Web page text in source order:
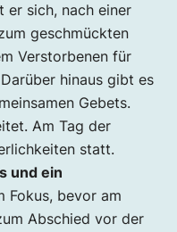
er sich, nach einer
geschmückten
Verstorbenen für
hinaus gibt es
Gebets.
Am Tag der
statt.
und ein
Fokus, bevor am
Abschied vor der